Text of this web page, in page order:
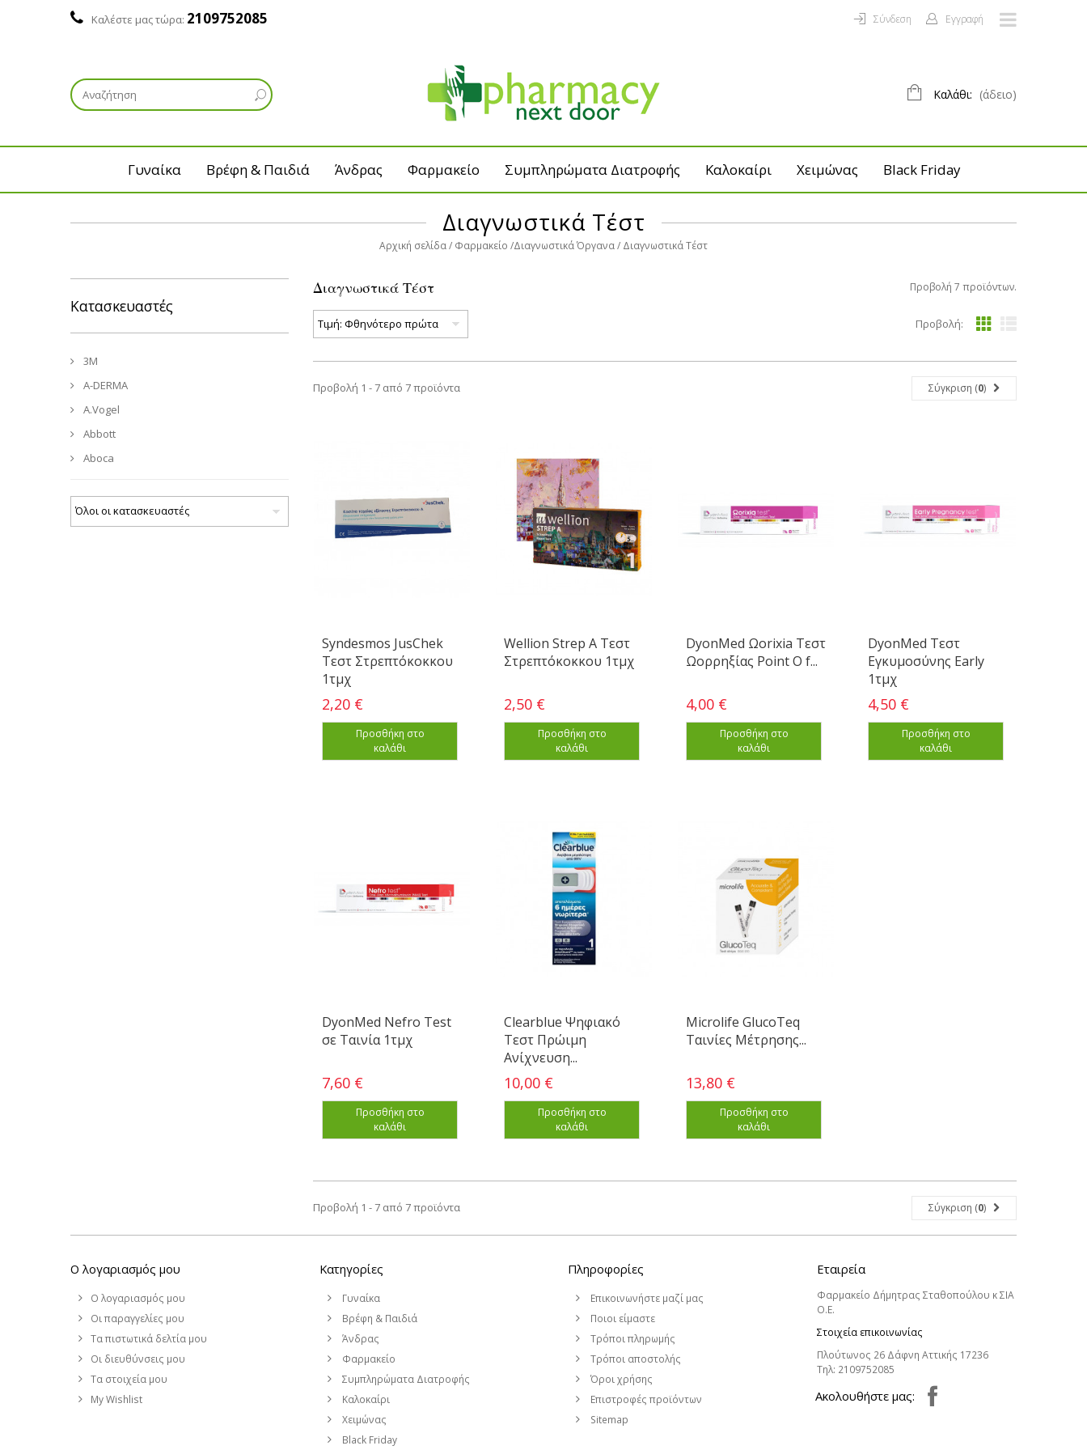
Σύνδεση Εγγραφή
Καλέστε μας τώρα: 2109752085
Καλάθι: (άδειο)
Γυναίκα Βρέφη & Παιδιά Άνδρας Φαρμακείο Συμπληρώματα Διατροφής Καλοκαίρι Χειμώνας Black Friday
Διαγνωστικά Τέστ
Αρχική σελίδα Φαρμακείο Διαγνωστικά Όργανα Διαγνωστικά Τέστ
Διαγνωστικά Τέστ Προβολή 7 προϊόντων.
Προβολή:
Σύγκριση (0)
Προβολή 1 - 7 από 7 προϊόντα
Syndesmos JusChek
Τεστ Στρεπτόκοκκου
1τμχ
2,20 €
Προσθήκη στο
καλάθι
Wellion Strep A Τεστ
Στρεπτόκοκκου 1τμχ
2,50 €
Προσθήκη στο
καλάθι
DyonMed Ωorixia Τεστ
Ωορρηξίας Point O f...
4,00 €
Προσθήκη στο
καλάθι
DyonMed Τεστ
Εγκυμοσύνης Early
1τμχ
4,50 €
Προσθήκη στο
καλάθι
DyonMed Nefro Test
σε Ταινία 1τμχ
7,60 €
Προσθήκη στο
καλάθι
Clearblue Ψηφιακό
Τεστ Πρώιμη
Ανίχνευση...
10,00 €
Προσθήκη στο
καλάθι
Microlife GlucoTeq
Ταινίες Μέτρησης...
13,80 €
Προσθήκη στο
καλάθι
Σύγκριση (0)
Προβολή 1 - 7 από 7 προϊόντα
Κατασκευαστές
3M
A-DERMA
A.Vogel
Abbott
Aboca
Ο λογαριασμός μου
Ο λογαριασμός μου
Οι παραγγελίες μου
Τα πιστωτικά δελτία μου
Οι διευθύνσεις μου
Τα στοιχεία μου
My Wishlist
Κατηγορίες
Γυναίκα
Βρέφη & Παιδιά
Άνδρας
Φαρμακείο
Συμπληρώματα Διατροφής
Καλοκαίρι
Χειμώνας
Black Friday
Πληροφορίες
Επικοινωνήστε μαζί μας
Ποιοι είμαστε
Τρόποι πληρωμής
Τρόποι αποστολής
Όροι χρήσης
Επιστροφές προϊόντων
Sitemap
Εταιρεία
Φαρμακείο Δήμητρας Σταθοπούλου κ ΣΙΑ
Ο.Ε.
Στοιχεία επικοινωνίας
Πλούτωνος 26 Δάφνη Αττικής 17236
Τηλ: 2109752085
Aκολουθήστε μας: